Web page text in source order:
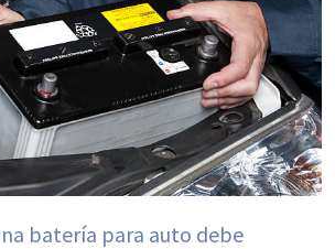
batería para auto debe